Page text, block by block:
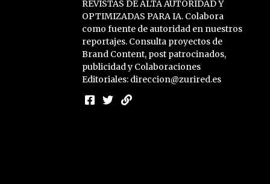
REVISTAS DE ALTA AUTORIDAD Y
OPTIMIZADAS PARA IA. Colabora
como fuente de autoridad en nuestros
reportajes. Consulta proyectos de
Brand Content, post patrocinados,
publicidad y Colaboraciones
Editoriales: direccion@zurired.es